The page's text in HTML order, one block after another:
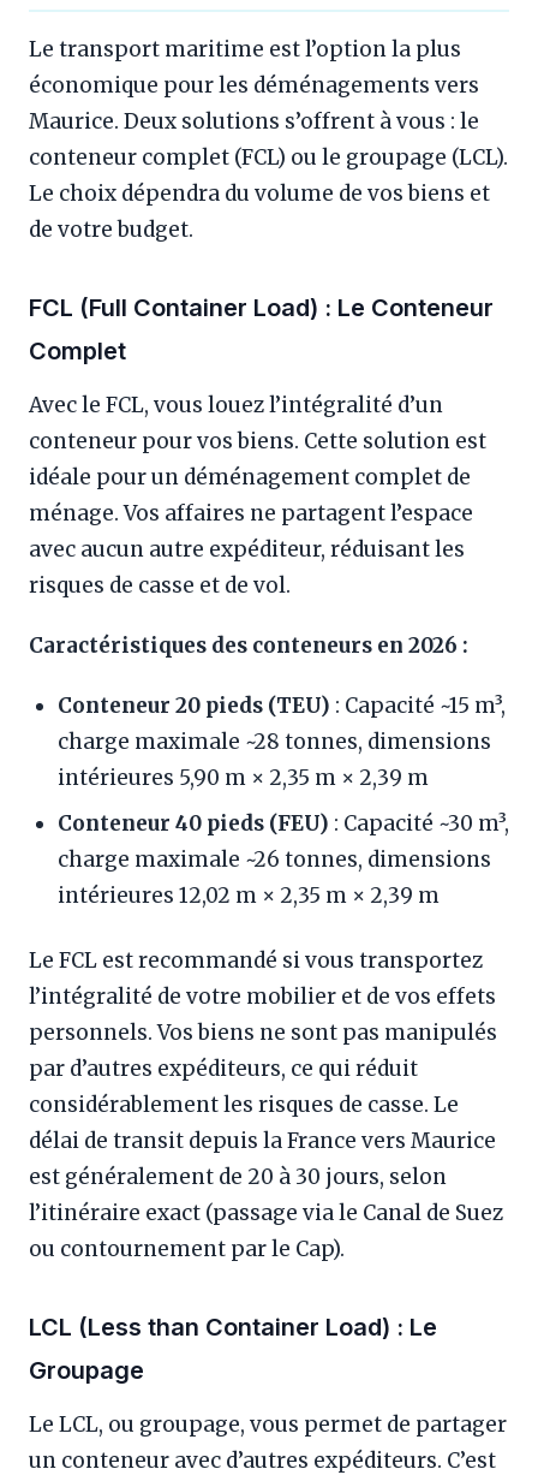
Le transport maritime est l’option la plus
économique pour les déménagements vers
Maurice. Deux solutions s’offrent à vous : le
conteneur complet (FCL) ou le groupage (LCL).
Le choix dépendra du volume de vos biens et
de votre budget.
FCL (Full Container Load) : Le Conteneur
Complet
Avec le FCL, vous louez l’intégralité d’un
conteneur pour vos biens. Cette solution est
idéale pour un déménagement complet de
ménage. Vos affaires ne partagent l’espace
avec aucun autre expéditeur, réduisant les
risques de casse et de vol.
Caractéristiques des conteneurs en 2026 :
Conteneur 20 pieds (TEU) : Capacité ~15 m³,
charge maximale ~28 tonnes, dimensions
intérieures 5,90 m × 2,35 m × 2,39 m
Conteneur 40 pieds (FEU) : Capacité ~30 m³,
charge maximale ~26 tonnes, dimensions
intérieures 12,02 m × 2,35 m × 2,39 m
Le FCL est recommandé si vous transportez
l’intégralité de votre mobilier et de vos effets
personnels. Vos biens ne sont pas manipulés
par d’autres expéditeurs, ce qui réduit
considérablement les risques de casse. Le
délai de transit depuis la France vers Maurice
est généralement de 20 à 30 jours, selon
l’itinéraire exact (passage via le Canal de Suez
ou contournement par le Cap).
LCL (Less than Container Load) : Le
Groupage
Le LCL, ou groupage, vous permet de partager
un conteneur avec d’autres expéditeurs. C’est